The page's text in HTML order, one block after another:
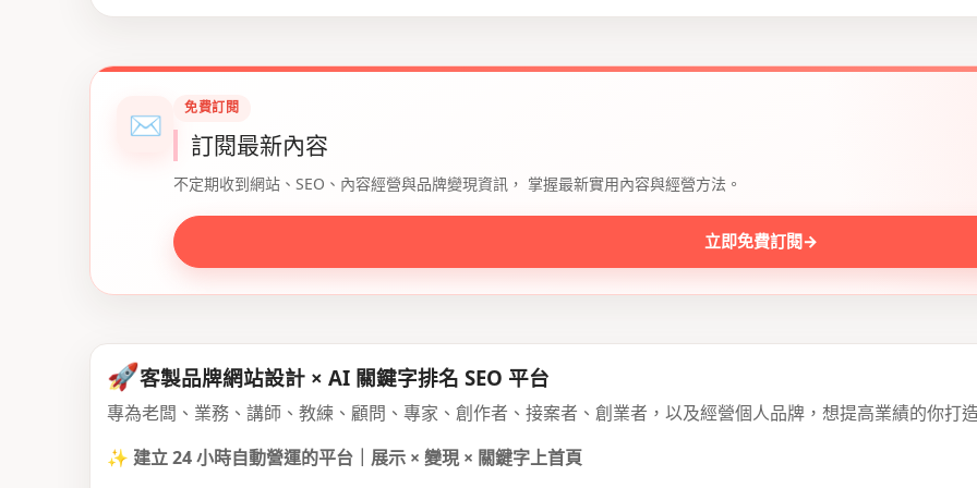
✉ 免費訂閱
訂閱最新內容
不定期收到網站、SEO、內容經營與品牌變現資訊， 掌握最新實用內容與經營方法。
立即免費訂閱→
🚀客製品牌網站設計 × AI 關鍵字排名 SEO 平台
專為老闆、業務、講師、教練、顧問、專家、創作者、接案者、創業者，以及經營個人品牌，想提高業績的你打
✨ 建立 24 小時自動營運的平台｜展示 × 變現 × 關鍵字上首頁